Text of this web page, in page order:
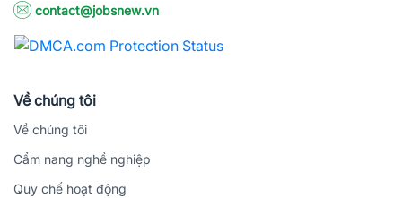
contact@jobsnew.vn
Về chúng tôi
Về chúng tôi
Cẩm nang nghề nghiệp
Quy chế hoạt động